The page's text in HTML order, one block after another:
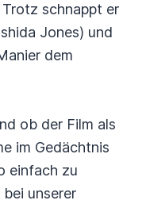
schnappt er
Jones) und
dem
ob der Film als
im Gedächtnis
einfach zu
unserer